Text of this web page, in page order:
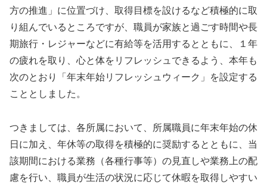
方の推進」に位置づけ、取得目標を設けるなど積極的に取
り組んでいるところですが、職員が家族と過ごす時間や長
期旅行・レジャーなどに有給等を活用するとともに、１年
の疲れを取り、心と体をリフレッシュできるよう、本年も
次のとおり「年末年始リフレッシュウィーク」を設定する
こととしました。
つきましては、各所属において、所属職員に年末年始の休
日に加え、年休等の取得を積極的に奨励するとともに、当
該期間における業務（各種行事等）の見直しや業務上の配
慮を行い、職員が生活の状況に応じて休暇を取得しやすい